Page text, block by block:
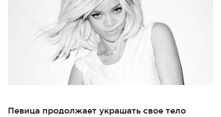
Певица продолжает украшать свое тело